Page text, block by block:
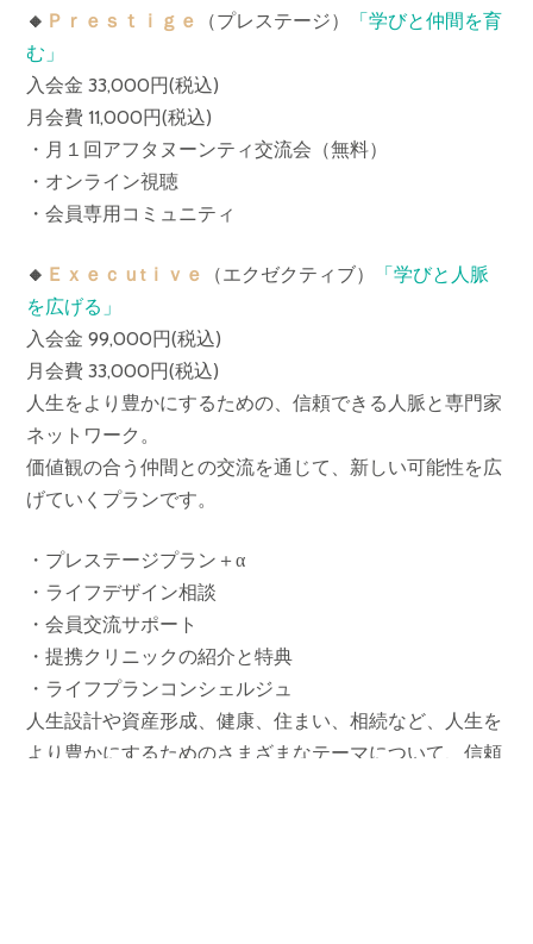
🔸 Ｐｒｅｓｔｉｇｅ （プレステージ）
「学びと仲間を育
む」
入会金 33,000円(税込)
月会費 11,000円(税込)
・月１回アフタヌーンティ交流会（無料）
・オンライン視聴
・会員専用コミュニティ
🔸 Ｅｘｅｃｕtｉｖｅ （エクゼクティブ）
「学びと人脈
を広げる」
入会金 99,000円(税込)
月会費 33,000円(税込)
人生をより豊かにするための、信頼できる人脈と専門家
ネットワーク。
価値観の合う仲間との交流を通じて、新しい可能性を広
げていくプランです。
・プレステージプラン＋α
・ライフデザイン相談
・会員交流サポート
・提携クリニックの紹介と特典
・ライフプランコンシェルジュ
人生設計や資産形成、健康、住まい、相続など、人生を
より豊かにするためのさまざまなテーマについて、信頼